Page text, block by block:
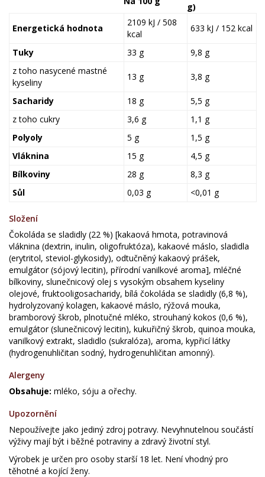
g)
Energetická hodnota
2109 kJ / 508
kcal
633 kJ / 152 kcal
Tuky 33 g
9,8 g
z toho nasycené mastné
kyseliny
13 g 3,8 g
Sacharidy 18 g
5,5 g
z toho cukry
3,6 g
1,1 g
Polyoly
5 g
1,5 g
Vláknina
15 g
4,5 g
Bílkoviny
28 g
8,3 g
Sůl
0,03 g <0,01 g
Složení
Čokoláda se sladidly (22 %) [kakaová hmota, potravinová
vláknina (dextrin, inulin, oligofruktóza), kakaové máslo, sladidla
(erytritol, steviol-glykosidy), odtučněný kakaový prášek,
emulgátor (sójový lecitin), přírodní vanilkové aroma], mléčné
bílkoviny, slunečnicový olej s vysokým obsahem kyseliny
olejové, fruktooligosacharidy, bílá čokoláda se sladidly (6,8 %),
hydrolyzovaný kolagen, kakaové máslo, rýžová mouka,
bramborový škrob, plnotučné mléko, strouhaný kokos (0,6 %),
emulgátor (slunečnicový lecitin), kukuřičný škrob, quinoa mouka,
vanilkový extrakt, sladidlo (sukralóza), aroma, kypřicí látky
(hydrogenuhličitan sodný, hydrogenuhličitan amonný).
Alergeny
Obsahuje: mléko, sóju a ořechy.
Upozornění
Nepoužívejte jako jediný zdroj potravy. Nevyhnutelnou součástí
výživy mají být i běžné potraviny a zdravý životní styl.
Výrobek je určen pro osoby starší 18 let. Není vhodný pro
těhotné a kojící ženy.